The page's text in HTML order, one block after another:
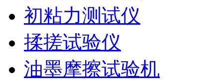
初粘力测试仪
揉搓试验仪
油墨摩擦试验机